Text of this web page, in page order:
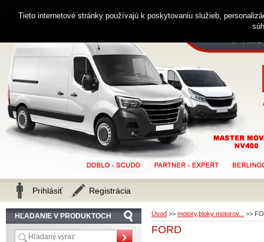
Úvod >> motory,bloky motorov... >>
FORD
HĽADANIE V PRODUKTOCH
Zákaznícka linka 0914 238 482
Prihlásiť Registrácia
Tieto internetové stránky používajú k poskytovaniu služieb,